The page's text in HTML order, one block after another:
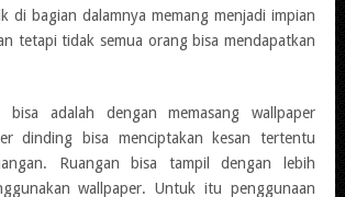
di bagian dalamnya memang menjadi impian
tetapi tidak semua orang bisa mendapatkan
adalah dengan memasang wallpaper
dinding bisa menciptakan kesan tertentu
Ruangan bisa tampil dengan lebih
wallpaper. Untuk itu penggunaan